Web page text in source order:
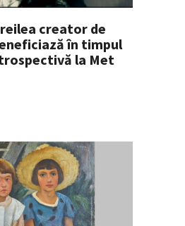
creator de
în timpul
la Met